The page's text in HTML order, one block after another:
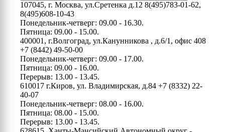
107045, г. Москва, ул.Сретенка д.12 8(495)783-01-62,
8(495)608-10-43
Понедельник-четверг: 09.00 - 16.30.
Пятница: 09.00 - 15.00.
400001, г.Волгоград, ул.Канунникова , д.6/1, офис 408
+7 (8442) 49-50-00
Понедельник-четверг: 09.00 - 17.00.
Пятница: 09.00 - 16.00.
Перерыв: 13.00 - 13.45.
610017 г.Киров, ул. Владимирская, д.84 +7 (8332) 22-
40-07
Понедельник-четверг: 08.00 - 16.00.
Пятница: 08.00 - 15.00.
Перерыв: 13.00 - 13.45.